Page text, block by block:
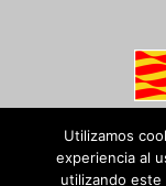
Utilizamos
experiencia al
utilizando este